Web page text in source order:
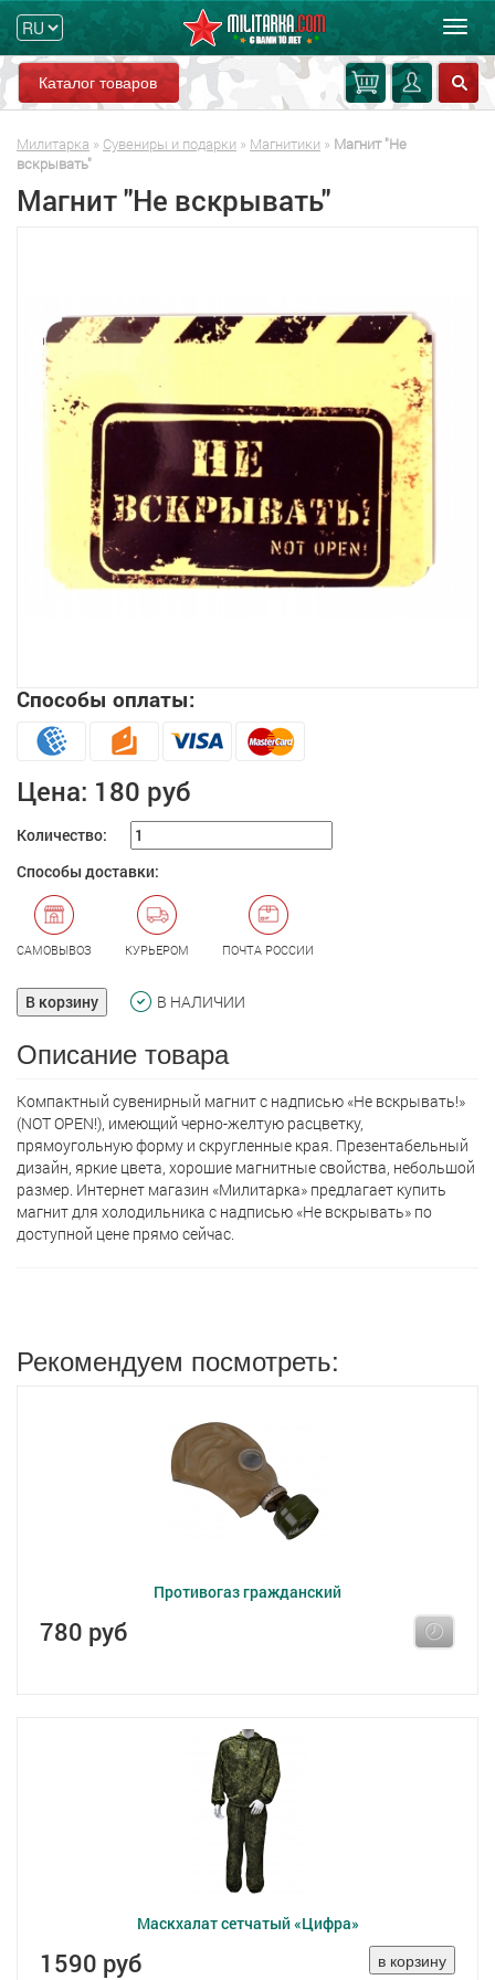
Каталог товаров
Милитарка » Сувениры и подарки » Магнитики » Магнит "Не
вскрывать"
Магнит "Не вскрывать"
Способы оплаты:
Цена: 180 руб
Количество:
Способы доставки:
САМОВЫВОЗ КУРЬЕРОМ ПОЧТА РОССИИ
В корзину В НАЛИЧИИ
Описание товара
Компактный сувенирный магнит с надписью «Не вскрывать!»
(NOT OPEN!), имеющий черно-желтую расцветку,
прямоугольную форму и скругленные края. Презентабельный
дизайн, яркие цвета, хорошие магнитные свойства, небольшой
размер. Интернет магазин «Милитарка» предлагает кyпить
магнит для холодильника с надписью «Не вскрывать» по
доступной цене прямо сейчас.
Рекомендуем посмотреть:
Противогаз гражданский
780 руб
Маскхалат сетчатый «Цифра»
1590 руб